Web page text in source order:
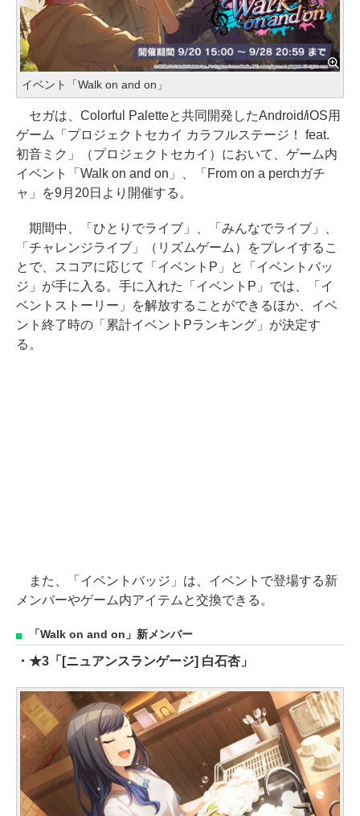
イベント「Walk on and on」
セガは、Colorful Paletteと共同開発したAndroid/iOS用
ゲーム「プロジェクトセカイ カラフルステージ！ feat.
初音ミク」（プロジェクトセカイ）において、ゲーム内
イベント「Walk on and on」、「From on a perchガチ
ャ」を9月20日より開催する。
期間中、「ひとりでライブ」、「みんなでライブ」、
「チャレンジライブ」（リズムゲーム）をプレイするこ
とで、スコアに応じて「イベントP」と「イベントバッ
ジ」が手に入る。手に入れた「イベントP」では、「イ
ベントストーリー」を解放することができるほか、イベ
ント終了時の「累計イベントPランキング」が決定す
る。
また、「イベントバッジ」は、イベントで登場する新
メンバーやゲーム内アイテムと交換できる。
「Walk on and on」新メンバー
・★3「[ニュアンスランゲージ] 白石杏」